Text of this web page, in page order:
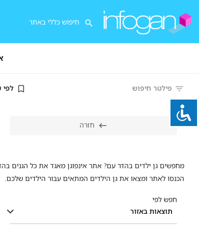
פילטר חיפוש לפי
חזרה
מחפשים גן ילדים בהדר עם? אתר אינפוגן מאגד את כל הגנים
הכנסו לאתר ומצאו את גן הילדים המתאים עבור הילדים שלכם.
תוצאות באזור
חפש לפי